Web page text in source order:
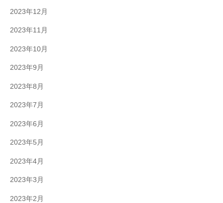
2023年12月
2023年11月
2023年10月
2023年9月
2023年8月
2023年7月
2023年6月
2023年5月
2023年4月
2023年3月
2023年2月